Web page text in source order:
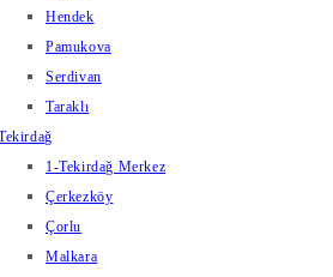
Hendek
Pamukova
Serdivan
Taraklı
1-Tekirdağ Merkez
Çerkezköy
Çorlu
Malkara